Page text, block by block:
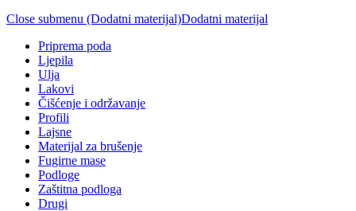
Close submenu (Dodatni materijal)Dodatni materijal
Priprema poda
Ljepila
Ulja
Lakovi
Čišćenje i održavanje
Profili
Lajsne
Materijal za brušenje
Fugirne mase
Podloge
Zaštitna podloga
Drugi